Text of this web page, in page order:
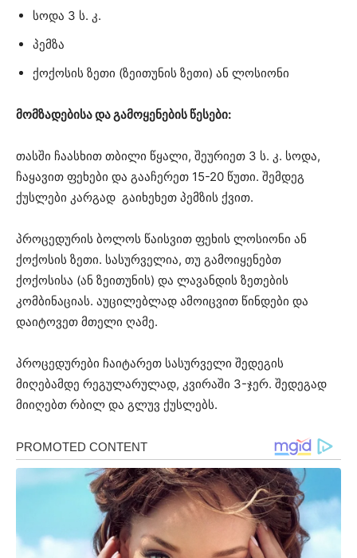
სოდა 3 ს. კ.
პემზა
ქოქოსის ზეთი (ზეითუნის ზეთი) ან ლოსიონი
მომზადებისა და გამოყენების წესები:
თასში ჩაასხით თბილი წყალი, შეურიეთ 3 ს. კ. სოდა,
ჩაყავით ფეხები და გააჩერეთ 15-20 წუთი. შემდეგ
ქუსლები კარგად გაიხეხეთ პემზის ქვით.
პროცედურის ბოლოს წაისვით ფეხის ლოსიონი ან
ქოქოსის ზეთი. სასურველია, თუ გამოიყენებთ
ქოქოსისა (ან ზეითუნის) და ლავანდის ზეთების
კომბინაციას. აუცილებლად ამოიცვით წინდები და
დაიტოვეთ მთელი ღამე.
პროცედურები ჩაიტარეთ სასურველი შედეგის
მიღებამდე რეგულარულად, კვირაში 3-ჯერ. შედეგად
მიიღებთ რბილ და გლუვ ქუსლებს.